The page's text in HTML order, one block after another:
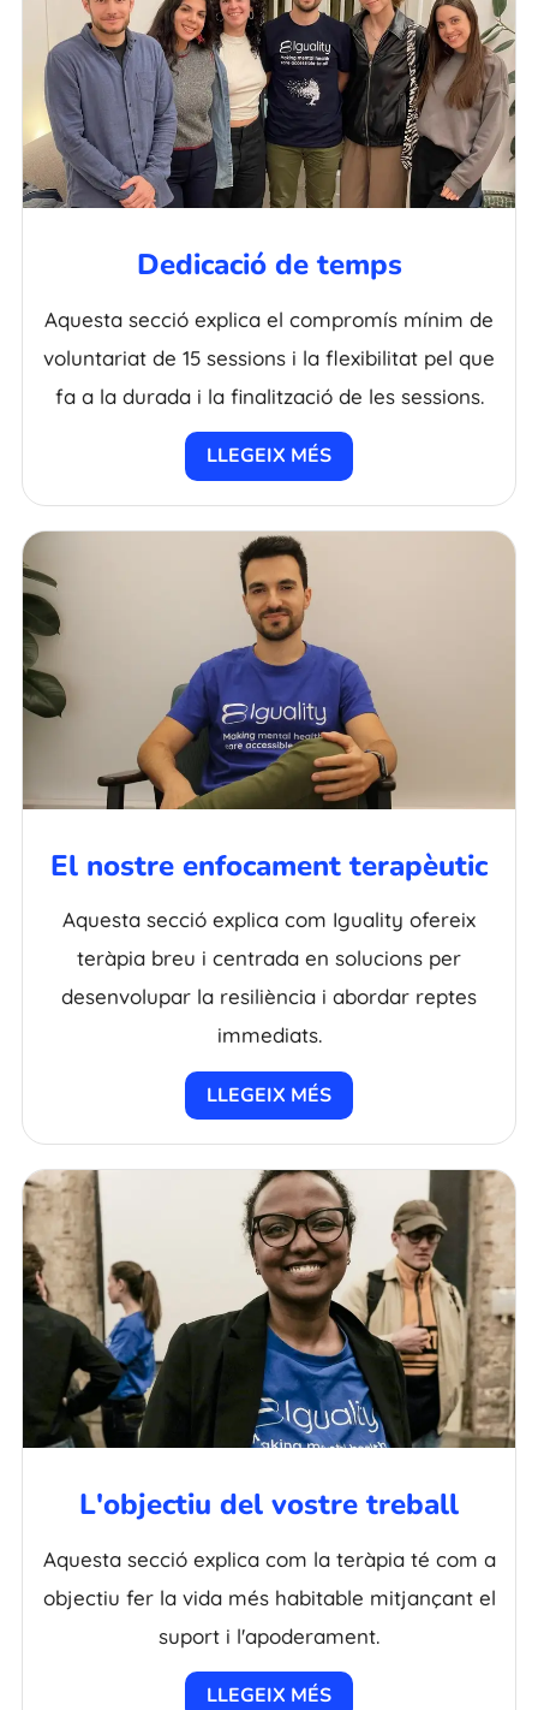
Dedicació de temps
Aquesta secció explica el compromís mínim de
voluntariat de 15 sessions i la flexibilitat pel que
fa a la durada i la finalització de les sessions.
LLEGEIX MÉS
El nostre enfocament terapèutic
Aquesta secció explica com Iguality ofereix
teràpia breu i centrada en solucions per
desenvolupar la resiliència i abordar reptes
immediats.
LLEGEIX MÉS
L'objectiu del vostre treball
Aquesta secció explica com la teràpia té com a
objectiu fer la vida més habitable mitjançant el
suport i l'apoderament.
LLEGEIX MÉS